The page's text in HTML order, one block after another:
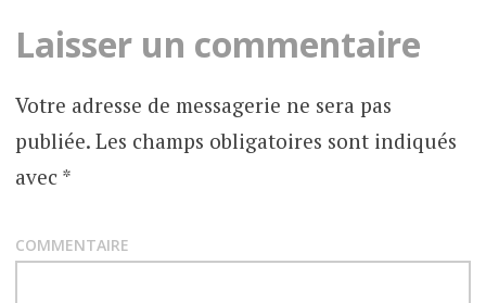
v
g
a
t
i
Laisser un commentaire
Votre adresse de messagerie ne sera pas
publiée.Les champs obligatoires sont indiqués
avec *
COMMENTAIRE